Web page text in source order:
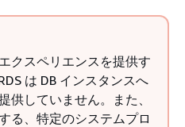
クスペリエンスを提供す
は DB インスタンスへ
供していません。また、
る、特定のシステムプロ